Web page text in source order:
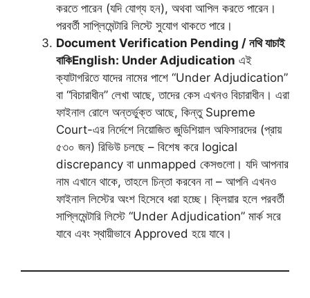
করতে পারেন (যদি যোগ্য হন), অথবা আপিল করতে পারেন।
পরবর্তী সাপ্লিমেন্টারি লিস্টে সুযোগ থাকতে পারে।
Document Verification Pending / নথি যাচাই
বাকিEnglish: Under Adjudication এই
ক্যাটাগরিতে যাদের নামের পাশে “Under Adjudication”
বা “বিচারাধীন” লেখা আছে, তাদের কেস এখনও বিচারাধীন। এরা
ফাইনাল রোলে অন্তর্ভুক্ত আছে, কিন্তু Supreme
Court-এর নির্দেশে নিয়োজিত জুডিশিয়াল অফিসারদের (প্রায়
৫৩০ জন) রিভিউ চলছে – বিশেষ করে logical
discrepancy বা unmapped কেসগুলো। যদি আপনার
নাম এখানে থাকে, তাহলে চিন্তা করবেন না – আপনি এখনও
ফাইনাল লিস্টের অংশ হিসেবে ধরা হচ্ছে। ক্লিয়ার হলে পরবর্তী
সাপ্লিমেন্টারি লিস্টে “Under Adjudication” মার্ক সরে
যাবে এবং স্থায়ীভাবে Approved হয়ে যাবে।